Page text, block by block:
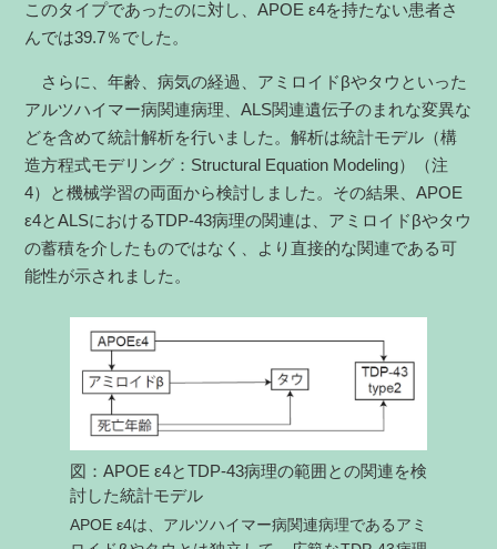
このタイプであったのに対し、APOE ε4を持たない患者さ
んでは39.7％でした。
さらに、年齢、病気の経過、アミロイドβやタウといった
アルツハイマー病関連病理、ALS関連遺伝子のまれな変異な
どを含めて統計解析を行いました。解析は統計モデル（構
造方程式モデリング：Structural Equation Modeling）（注
4）と機械学習の両面から検討しました。その結果、APOE
ε4とALSにおけるTDP-43病理の関連は、アミロイドβやタウ
の蓄積を介したものではなく、より直接的な関連である可
能性が示されました。
図：APOE ε4とTDP-43病理の範囲との関連を検
討した統計モデル
APOE ε4は、アルツハイマー病関連病理であるアミ